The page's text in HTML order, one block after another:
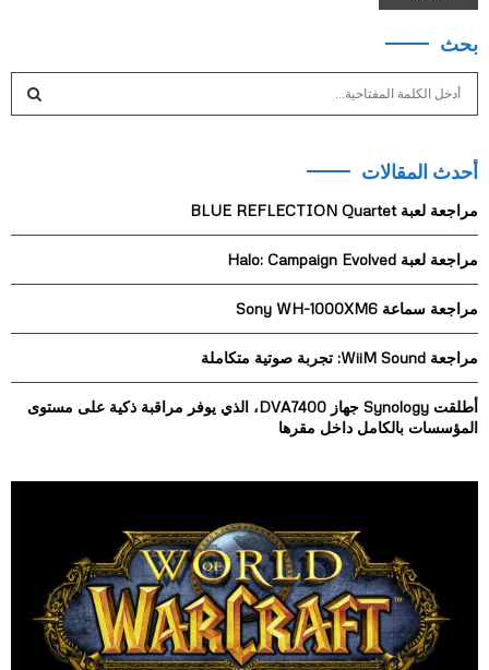
بحث
c
f
r
:
أحدث المقالات
مراجعة لعبة BLUE REFLECTION Quartet
مراجعة لعبة Halo: Campaign Evolved
مراجعة سماعة Sony WH-1000XM6
مراجعة WiiM Sound: تجربة صوتية متكاملة
أطلقت Synology جهاز DVA7400، الذي يوفر مراقبة ذكية على مستوى
المؤسسات بالكامل داخل مقرها